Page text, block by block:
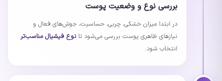
بررسی نوع و وضعیت پوست
در ابتدا میزان خشکی، چربی، حساسیت، جوش‌های فعال و
نیازهای ظاهری پوست بررسی می‌شود تا نوع فیشیال مناسب‌تر
انتخاب شود.